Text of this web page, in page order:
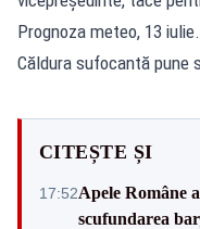
Prognoza meteo, 13
Căldura sufocantă pune
CITEȘTE ȘI
17:52Apele Române
scufundarea